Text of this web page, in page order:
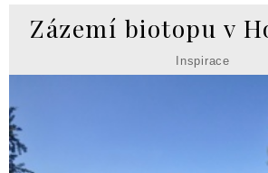
Zázemí biotopu v
Inspirace